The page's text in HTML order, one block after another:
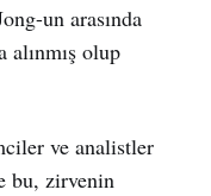
un arasında
alınmış olup
ve analistler
bu, zirvenin